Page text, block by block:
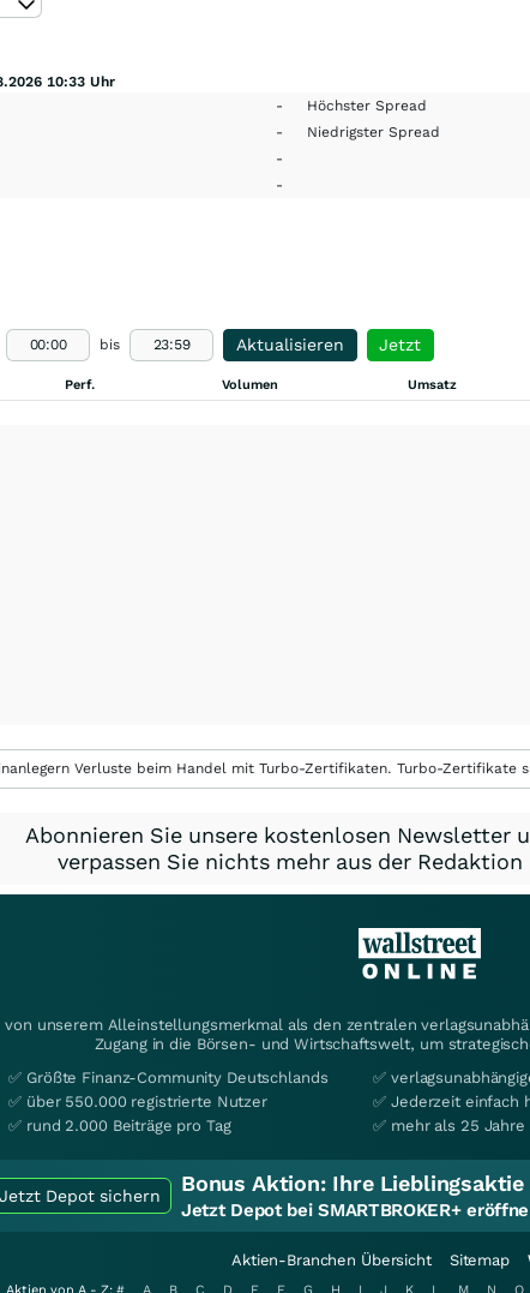
10:33 Uhr
- Höchster Spread
- Niedrigster Spread
-
-
bis Aktualisieren Jetzt
Perf. Volumen Umsatz
Verluste beim Handel mit Turbo-Zertifikaten. Turbo-Zertifikate
Abonnieren Sie unsere kostenlosen Newsletter
verpassen Sie nichts mehr aus der Redaktion
von unserem Alleinstellungsmerkmal als den zentralen
Zugang in die Börsen- und Wirtschaftswelt, um
✅ Größte Finanz-Community Deutschlands
✅ über 550.000 registrierte Nutzer
✅ rund 2.000 Beiträge pro Tag
✅
✅ Jederzeit einfach
✅ mehr als 25
Jetzt Depot sichern Bonus Aktion: Ihre Lieblingsaktie
Jetzt Depot bei SMARTBROKER+
Aktien-Branchen Übersicht Sitemap